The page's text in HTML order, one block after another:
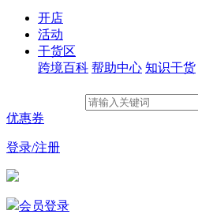
开店
活动
干货区
跨境百科 帮助中心 知识干货
优惠券
登录/注册
会员登录